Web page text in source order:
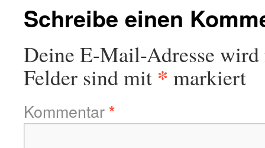
Schreibe einen
Deine E-Mail-Adresse
Felder sind mit * markiert
Kommentar*